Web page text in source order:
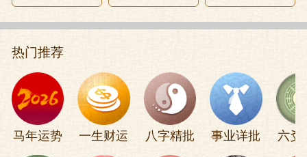
热门推荐
马年运势 一生财运 八字精批 事业详批 六爻